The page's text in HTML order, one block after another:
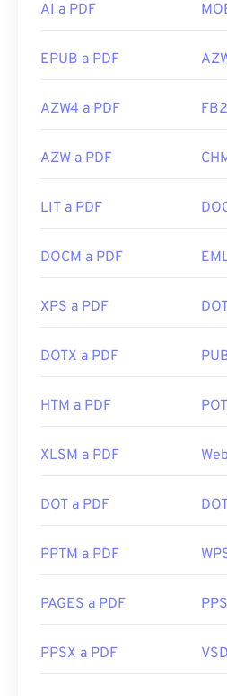
AI a PDF
EPUB a PDF
AZW4 a PDF
AZW a PDF
LIT a PDF
DOCM a PDF
XPS a PDF
DOTX a PDF
HTM a PDF
XLSM a PDF
DOT a PDF
PPTM a PDF
PAGES a PDF
PPSX a PDF